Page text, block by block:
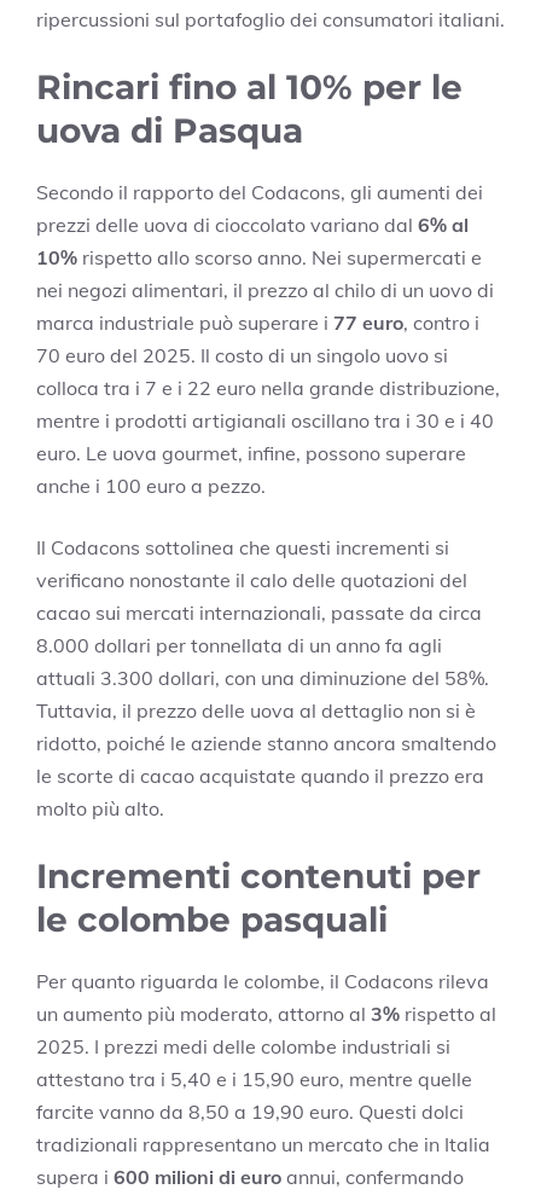
ripercussioni sul portafoglio dei consumatori italiani.
Rincari fino al 10% per le
uova di Pasqua
Secondo il rapporto del Codacons, gli aumenti dei
prezzi delle uova di cioccolato variano dal 6% al
10% rispetto allo scorso anno. Nei supermercati e
nei negozi alimentari, il prezzo al chilo di un uovo di
marca industriale può superare i 77 euro, contro i
70 euro del 2025. Il costo di un singolo uovo si
colloca tra i 7 e i 22 euro nella grande distribuzione,
mentre i prodotti artigianali oscillano tra i 30 e i 40
euro. Le uova gourmet, infine, possono superare
anche i 100 euro a pezzo.
Il Codacons sottolinea che questi incrementi si
verificano nonostante il calo delle quotazioni del
cacao sui mercati internazionali, passate da circa
8.000 dollari per tonnellata di un anno fa agli
attuali 3.300 dollari, con una diminuzione del 58%.
Tuttavia, il prezzo delle uova al dettaglio non si è
ridotto, poiché le aziende stanno ancora smaltendo
le scorte di cacao acquistate quando il prezzo era
molto più alto.
Incrementi contenuti per
le colombe pasquali
Per quanto riguarda le colombe, il Codacons rileva
un aumento più moderato, attorno al 3% rispetto al
2025. I prezzi medi delle colombe industriali si
attestano tra i 5,40 e i 15,90 euro, mentre quelle
farcite vanno da 8,50 a 19,90 euro. Questi dolci
tradizionali rappresentano un mercato che in Italia
supera i 600 milioni di euro annui, confermando